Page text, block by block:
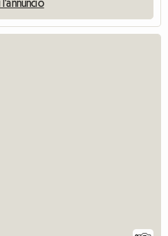
l'annuncio